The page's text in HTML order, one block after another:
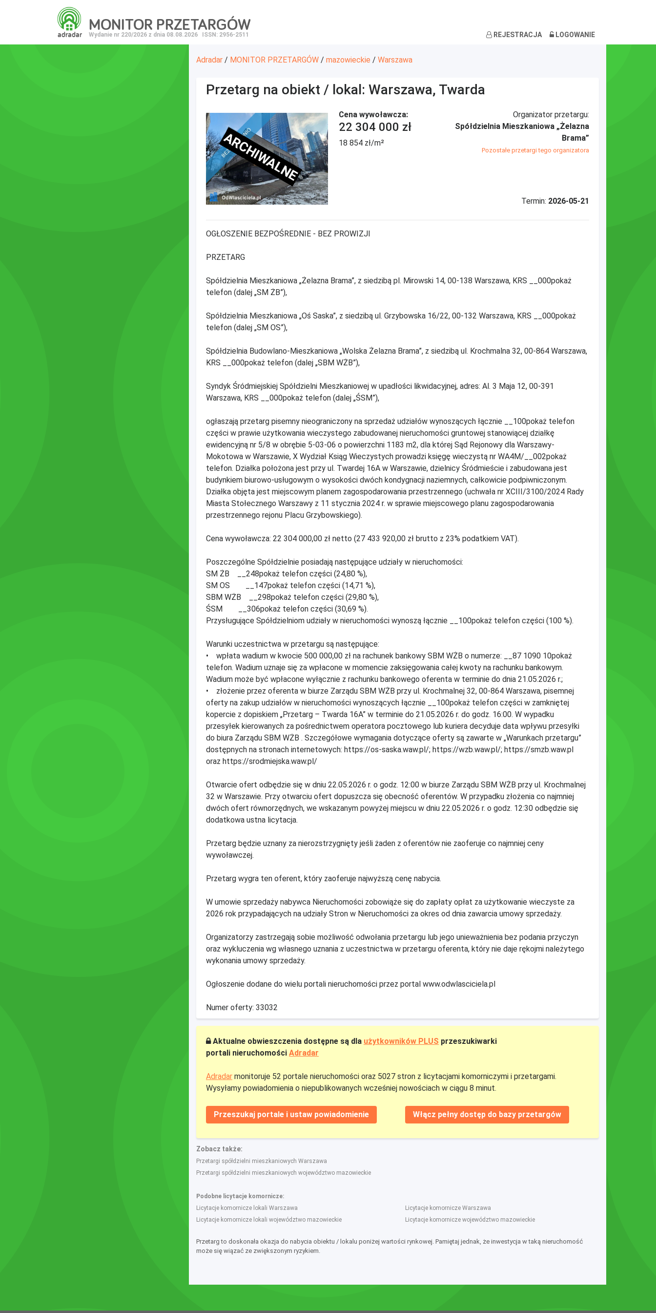
adradar
MONITOR PRZETARGÓW
Wydanie nr 220/2026 z dnia 08.08.2026 ISSN: 2956-2511 REJESTRACJA LOGOWANIE
Adradar / MONITOR PRZETARGÓW / mazowieckie / Warszawa
Przetarg na obiekt / lokal: Warszawa, Twarda
ARCHIWALNE
Cena wywoławcza:
22 304 000 zł
18 854 zł/m²
Organizator przetargu:
Spółdzielnia Mieszkaniowa „Żelazna
Brama”
Pozostałe przetargi tego organizatora
Termin: 2026-05-21
OGŁOSZENIE BEZPOŚREDNIE - BEZ PROWIZJI
PRZETARG
Spółdzielnia Mieszkaniowa „Żelazna Brama”, z siedzibą pl. Mirowski 14, 00-138 Warszawa, KRS __000pokaż
telefon (dalej „SM ŻB”),
Spółdzielnia Mieszkaniowa „Oś Saska”, z siedzibą ul. Grzybowska 16/22, 00-132 Warszawa, KRS __000pokaż
telefon (dalej „SM OS”),
Spółdzielnia Budowlano-Mieszkaniowa „Wolska Żelazna Brama”, z siedzibą ul. Krochmalna 32, 00-864 Warszawa,
KRS __000pokaż telefon (dalej „SBM WŻB”),
Syndyk Śródmiejskiej Spółdzielni Mieszkaniowej w upadłości likwidacyjnej, adres: Al. 3 Maja 12, 00-391
Warszawa, KRS __000pokaż telefon (dalej „ŚSM”),
ogłaszają przetarg pisemny nieograniczony na sprzedaż udziałów wynoszących łącznie __100pokaż telefon
części w prawie użytkowania wieczystego zabudowanej nieruchomości gruntowej stanowiącej działkę
ewidencyjną nr 5/8 w obrębie 5-03-06 o powierzchni 1183 m2, dla której Sąd Rejonowy dla Warszawy-
Mokotowa w Warszawie, X Wydział Ksiąg Wieczystych prowadzi księgę wieczystą nr WA4M/__002pokaż
telefon. Działka położona jest przy ul. Twardej 16A w Warszawie, dzielnicy Śródmieście i zabudowana jest
budynkiem biurowo-usługowym o wysokości dwóch kondygnacji naziemnych, całkowicie podpiwniczonym.
Działka objęta jest miejscowym planem zagospodarowania przestrzennego (uchwała nr XCIII/3100/2024 Rady
Miasta Stołecznego Warszawy z 11 stycznia 2024 r. w sprawie miejscowego planu zagospodarowania
przestrzennego rejonu Placu Grzybowskiego).
Cena wywoławcza: 22 304 000,00 zł netto (27 433 920,00 zł brutto z 23% podatkiem VAT).
Poszczególne Spółdzielnie posiadają następujące udziały w nieruchomości:
SM ŻB __248pokaż telefon części (24,80 %),
SM OS __147pokaż telefon części (14,71 %),
SBM WŻB __298pokaż telefon części (29,80 %),
ŚSM __306pokaż telefon części (30,69 %).
Przysługujące Spółdzielniom udziały w nieruchomości wynoszą łącznie __100pokaż telefon części (100 %).
Warunki uczestnictwa w przetargu są następujące:
• wpłata wadium w kwocie 500 000,00 zł na rachunek bankowy SBM WŻB o numerze: __87 1090 10pokaż
telefon. Wadium uznaje się za wpłacone w momencie zaksięgowania całej kwoty na rachunku bankowym.
Wadium może być wpłacone wyłącznie z rachunku bankowego oferenta w terminie do dnia 21.05.2026 r.;
• złożenie przez oferenta w biurze Zarządu SBM WŻB przy ul. Krochmalnej 32, 00-864 Warszawa, pisemnej
oferty na zakup udziałów w nieruchomości wynoszących łącznie __100pokaż telefon części w zamkniętej
kopercie z dopiskiem „Przetarg – Twarda 16A” w terminie do 21.05.2026 r. do godz. 16:00. W wypadku
przesyłek kierowanych za pośrednictwem operatora pocztowego lub kuriera decyduje data wpływu przesyłki
do biura Zarządu SBM WŻB . Szczegółowe wymagania dotyczące oferty są zawarte w „Warunkach przetargu”
dostępnych na stronach internetowych: https://os-saska.waw.pl/; https://wzb.waw.pl/; https://smzb.waw.pl
oraz https://srodmiejska.waw.pl/
Otwarcie ofert odbędzie się w dniu 22.05.2026 r. o godz. 12:00 w biurze Zarządu SBM WŻB przy ul. Krochmalnej
32 w Warszawie. Przy otwarciu ofert dopuszcza się obecność oferentów. W przypadku złożenia co najmniej
dwóch ofert równorzędnych, we wskazanym powyżej miejscu w dniu 22.05.2026 r. o godz. 12:30 odbędzie się
dodatkowa ustna licytacja.
Przetarg będzie uznany za nierozstrzygnięty jeśli żaden z oferentów nie zaoferuje co najmniej ceny
wywoławczej.
Przetarg wygra ten oferent, który zaoferuje najwyższą cenę nabycia.
W umowie sprzedaży nabywca Nieruchomości zobowiąże się do zapłaty opłat za użytkowanie wieczyste za
2026 rok przypadających na udziały Stron w Nieruchomości za okres od dnia zawarcia umowy sprzedaży.
Organizatorzy zastrzegają sobie możliwość odwołania przetargu lub jego unieważnienia bez podania przyczyn
oraz wykluczenia wg własnego uznania z uczestnictwa w przetargu oferenta, który nie daje rękojmi należytego
wykonania umowy sprzedaży.
Ogłoszenie dodane do wielu portali nieruchomości przez portal www.odwlasciciela.pl
Numer oferty: 33032
Aktualne obwieszczenia dostępne są dla użytkowników PLUS przeszukiwarki
portali nieruchomości Adradar
Adradar monitoruje 52 portale nieruchomości oraz 5027 stron z licytacjami komorniczymi i przetargami.
Wysyłamy powiadomienia o niepublikowanych wcześniej nowościach w ciągu 8 minut.
Przeszukaj portale i ustaw powiadomienie Włącz pełny dostęp do bazy przetargów
Zobacz także:
Przetargi spółdzielni mieszkaniowych Warszawa
Przetargi spółdzielni mieszkaniowych województwo mazowieckie
Podobne licytacje komornicze:
Licytacje komornicze lokali Warszawa
Licytacje komornicze lokali województwo mazowieckie
Licytacje komornicze Warszawa
Licytacje komornicze województwo mazowieckie
Przetarg to doskonała okazja do nabycia obiektu / lokalu poniżej wartości rynkowej. Pamiętaj jednak, że inwestycja w taką nieruchomość
może się wiązać ze zwiększonym ryzykiem.